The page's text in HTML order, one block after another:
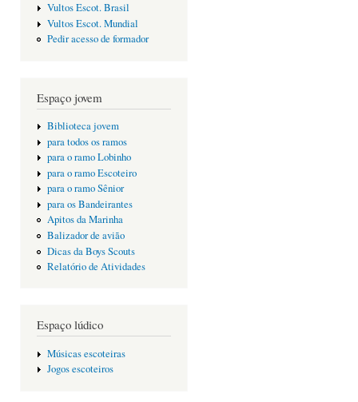
Vultos Escot. Brasil
Vultos Escot. Mundial
Pedir acesso de formador
Espaço jovem
Biblioteca jovem
para todos os ramos
para o ramo Lobinho
para o ramo Escoteiro
para o ramo Sênior
para os Bandeirantes
Apitos da Marinha
Balizador de avião
Dicas da Boys Scouts
Relatório de Atividades
Espaço lúdico
Músicas escoteiras
Jogos escoteiros